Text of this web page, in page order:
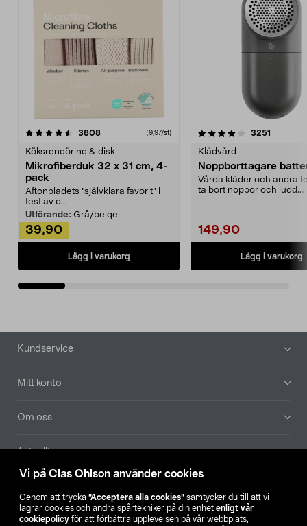
Vi på Clas Ohlson använder cookies
Genom att trycka ”Acceptera alla cookies” samtycker du till att vi
lagrar cookies och andra spårtekniker på din enhet enligt vår
cookiepolicy för att förbättra upplevelsen på vår webbplats,
3808recensioner (9,97/st)
Köksrengöring & disk
Mikrofiberduk 32 x 31 cm, 4-
pack
Aftonbladets "självklara favorit” i
test av d...
Utförande: Grå/beige
39,90
Lägg i varukorg
4.0av 5 stjärnor 3251
Klädvård
Noppborttagare
Vårda kläder och andra
ta bort noppor och ludd.
149,90
Lägg i varukorg
4.5av 5 stjärnor
Sidfot
Kundservice
Mitt konto
Om oss
Aktuellt
Hitta butik